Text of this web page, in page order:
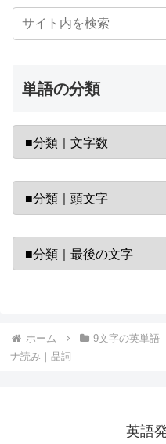
単語の分類
ホーム 9文字の英単語
ナ読み｜品詞
英語